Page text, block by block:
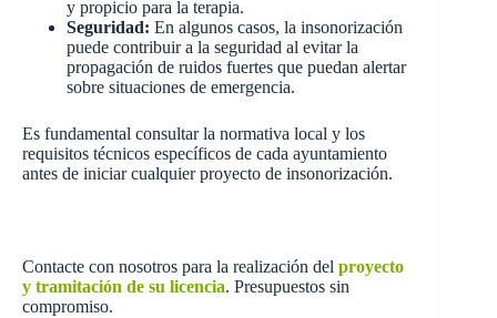
y propicio para la terapia.
Seguridad: En algunos casos, la insonorización
puede contribuir a la seguridad al evitar la
propagación de ruidos fuertes que puedan alertar
sobre situaciones de emergencia.
Es fundamental consultar la normativa local y los
requisitos técnicos específicos de cada ayuntamiento
antes de iniciar cualquier proyecto de insonorización.
Contacte con nosotros para la realización del proyecto
y tramitación de su licencia. Presupuestos sin
compromiso.